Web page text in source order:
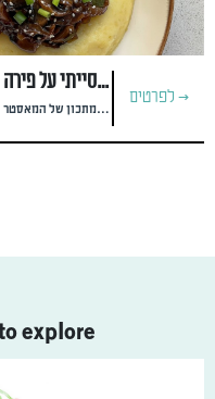
פטריות מוקפצות ברוטב אסייתי על פירה
מתכון של המאסטר #dar_healthyway‬‬
לפרטים >
explore